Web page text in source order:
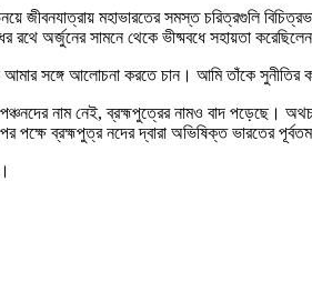
মহাভারতের সমস্ত চরিত্রগুলি
রথে অর্জুনের সামনে থেকে ভীষ্মবধে সহায়তা
সঙ্গে আলোচনা করতে চান। আমি তাঁকে সুনীতির
নাম নেই, ব্রহ্মপুত্রের নামও বাদ পড়েছে।
ব্রহ্মপুত্র নদের দ্বারা অভিষিক্ত ভারতের